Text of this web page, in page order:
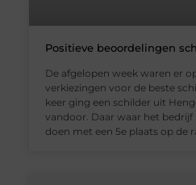
Positieve beoordelingen
De afgelopen week waren er
verkiezingen voor de beste
keer ging een schilder uit
vandoor. Daar waar het
doen met een 5e plaats op de